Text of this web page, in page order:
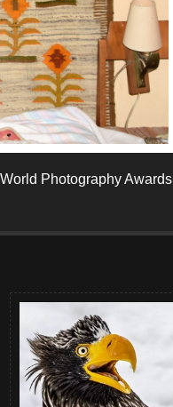
Photography Awards